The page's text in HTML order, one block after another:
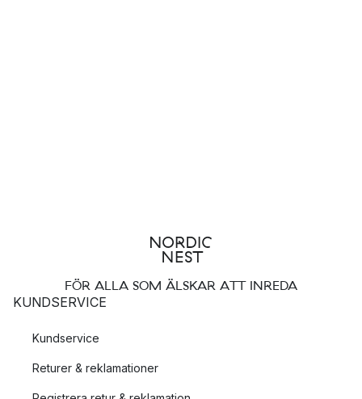
FÖR ALLA SOM ÄLSKAR ATT INREDA
KUNDSERVICE
Kundservice
Returer & reklamationer